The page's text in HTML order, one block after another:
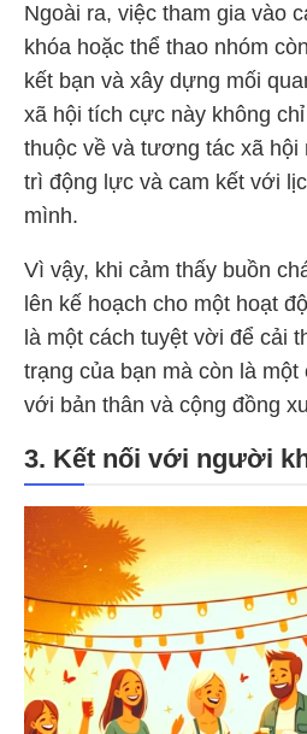
Ngoài ra, việc tham gia vào
khóa hoặc thể thao nhóm
kết bạn và xây dựng mối
xã hội tích cực này không
thuộc về và tương tác xã hội
trì động lực và cam kết với
mình.
Vì vậy, khi cảm thấy buồn
lên kế hoạch cho một hoạt
là một cách tuyệt vời để cải
trạng của bạn mà còn là
với bản thân và cộng đồng
3. Kết nối với người